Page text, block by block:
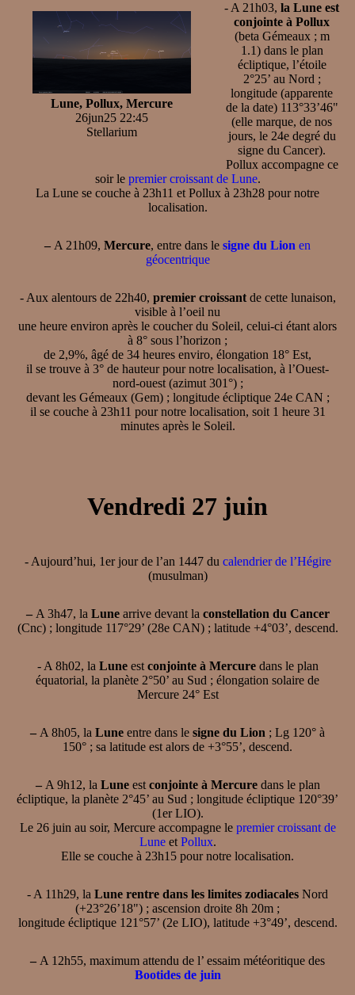
Lune, Pollux, Mercure
26jun25 22:45
Stellarium
- A 21h03, la Lune est
conjointe à Pollux
(beta Gémeaux ; m
1.1) dans le plan
écliptique, l’étoile
2°25’ au Nord ;
longitude (apparente
de la date) 113°33’46"
(elle marque, de nos
jours, le 24e degré du
signe du Cancer).
Pollux accompagne ce
soir le premier croissant de Lune.
La Lune se couche à 23h11 et Pollux à 23h28 pour notre
localisation.
– A 21h09, Mercure, entre dans le signe du Lion en
géocentrique
- Aux alentours de 22h40, premier croissantde cette lunaison,
visible à l’oeil nu
une heure environ après le coucher du Soleil, celui-ci étant alors
à 8° sous l’horizon ;
de 2,9%, âgé de 34 heures enviro, élongation 18° Est,
il se trouve à 3° de hauteur pour notre localisation, à l’Ouest-
nord-ouest (azimut 301°) ;
devant les Gémeaux (Gem) ; longitude écliptique 24e CAN ;
il se couche à 23h11 pour notre localisation, soit 1 heure 31
minutes après le Soleil.
Vendredi 27 juin
- Aujourd’hui, 1er jour de l’an 1447 du calendrier de l’Hégire
(musulman)
–A 3h47, la Lunearrive devant la constellation du Cancer
(Cnc) ; longitude 117°29’ (28e CAN) ; latitude +4°03’, descend.
- A 8h02, la Luneest conjointe à Mercuredans le plan
équatorial, la planète 2°50’ au Sud ; élongation solaire de
Mercure 24° Est
– A 8h05, la Lune entre dans le signe du Lion ; Lg 120° à
150° ; sa latitude est alors de +3°55’, descend.
–A 9h12, la Luneest conjointe à Mercuredans le plan
écliptique, la planète 2°45’ au Sud ; longitude écliptique 120°39’
(1er LIO).
Le 26 juin au soir, Mercure accompagne le premier croissant de
Luneet Pollux.
Elle se couche à 23h15 pour notre localisation.
- A 11h29, la Lune rentre dans les limites zodiacales Nord
(+23°26’18") ; ascension droite 8h 20m ;
longitude écliptique 121°57’ (2e LIO), latitude +3°49’, descend.
– A 12h55, maximum attendu de l’ essaim météoritique des
Bootides de juin